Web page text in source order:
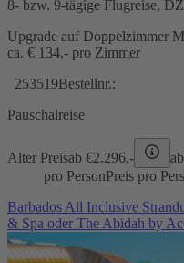
8- bzw. 9-tägige Flugreise,
Upgrade auf Doppelzimmer
ca. € 134,- pro Zimmer
253519Bestellnr.:
Pauschalreise
Alter Preisab €2.296,-
pro PersonPreis pro
Barbados All Inclusive
& Spa oder The Abidah by